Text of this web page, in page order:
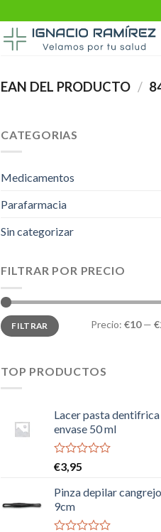
EAN DEL PRODUCTO /
CATEGORIAS
Medicamentos
Parafarmacia
Sin categorizar
FILTRAR POR PRECIO
Precio
mínimo
Precio
máximo
FILTRAR Precio: €10—
TOP PRODUCTOS
Lacer pasta dentifrica
envase 50 ml
Valorado
con
0
de
5
€3,95
Pinza depilar cangrejo
9cm